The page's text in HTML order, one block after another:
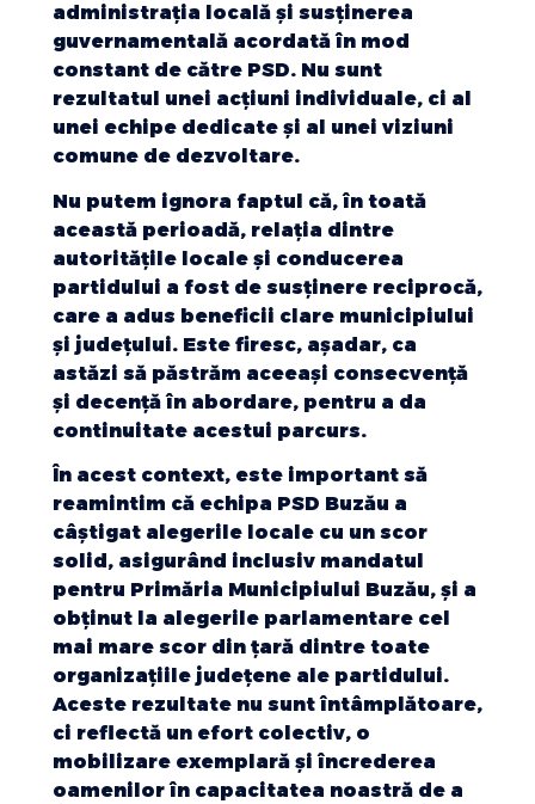
administrația locală și susținerea
guvernamentală acordată în mod
constant de către PSD. Nu sunt
rezultatul unei acțiuni individuale, ci al
unei echipe dedicate și al unei viziuni
comune de dezvoltare.
Nu putem ignora faptul că, în toată
această perioadă, relația dintre
autoritățile locale și conducerea
partidului a fost de susținere reciprocă,
care a adus beneficii clare municipiului
și județului. Este firesc, așadar, ca
astăzi să păstrăm aceeași consecvență
și decență în abordare, pentru a da
continuitate acestui parcurs.
În acest context, este important să
reamintim că echipa PSD Buzău a
câștigat alegerile locale cu un scor
solid, asigurând inclusiv mandatul
pentru Primăria Municipiului Buzău, și a
obținut la alegerile parlamentare cel
mai mare scor din țară dintre toate
organizațiile județene ale partidului.
Aceste rezultate nu sunt întâmplătoare,
ci reflectă un efort colectiv, o
mobilizare exemplară și încrederea
oamenilor în capacitatea noastră de a